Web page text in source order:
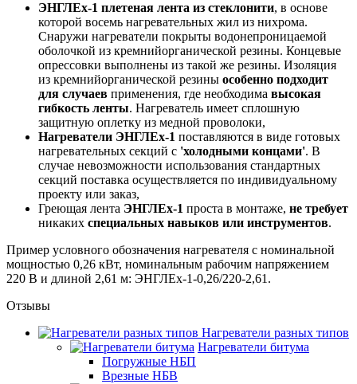
ЭНГЛЕх-1 плетеная лента из стеклонити, в основе
которой восемь нагревательных жил из нихрома.
Снаружи нагреватели покрыты водонепроницаемой
оболочкой из кремнийорганической резины. Концевые
опрессовки выполнены из такой же резины. Изоляция
из кремнийорганической резины особенно подходит
для случаев применения, где необходима высокая
гибкость ленты. Нагреватель имеет сплошную
защитную оплетку из медной проволоки,
Нагреватели ЭНГЛЕх-1 поставляются в виде готовых
нагревательных секций с 'холодными концами'. В
случае невозможности использования стандартных
секций поставка осуществляется по индивидуальному
проекту или заказ,
Греющая лента ЭНГЛЕх-1 проста в монтаже, не требует
никаких специальных навыков или инструментов.
Пример условного обозначения нагревателя с номинальной
мощностью 0,26 кВт, номинальным рабочим напряжением
220 В и длиной 2,61 м: ЭНГЛЕх-1-0,26/220-2,61.
Отзывы
Нагреватели разных типов
Нагреватели битума
Погружные НБП
Врезные НБВ